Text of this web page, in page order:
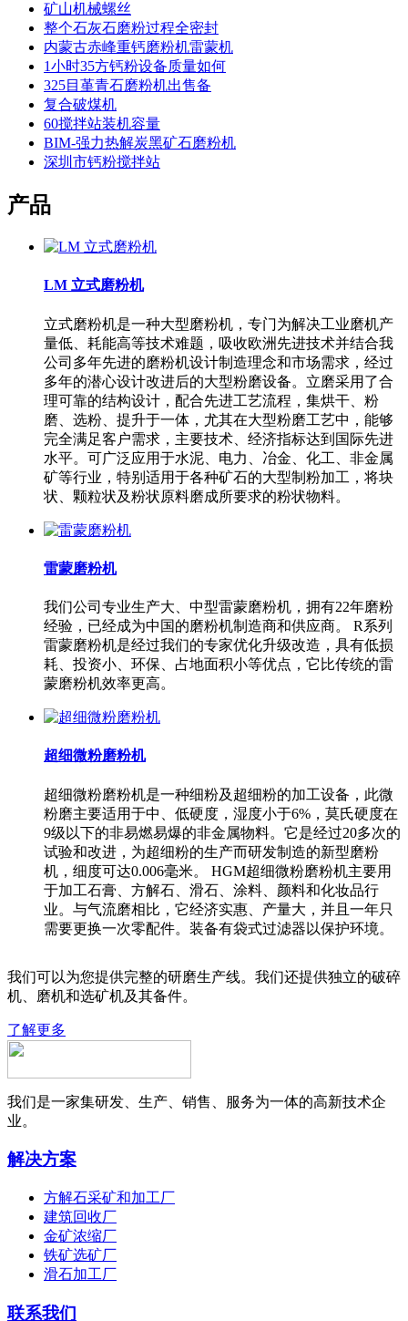
矿山机械螺丝
整个石灰石磨粉过程全密封
内蒙古赤峰重钙磨粉机雷蒙机
1小时35方钙粉设备质量如何
325目堇青石磨粉机出售备
复合破煤机
60搅拌站装机容量
BIM-强力热解炭黑矿石磨粉机
深圳市钙粉搅拌站
产品
LM 立式磨粉机
立式磨粉机是一种大型磨粉机，专门为解决工业磨机产
量低、耗能高等技术难题，吸收欧洲先进技术并结合我
公司多年先进的磨粉机设计制造理念和市场需求，经过
多年的潜心设计改进后的大型粉磨设备。立磨采用了合
理可靠的结构设计，配合先进工艺流程，集烘干、粉
磨、选粉、提升于一体，尤其在大型粉磨工艺中，能够
完全满足客户需求，主要技术、经济指标达到国际先进
水平。可广泛应用于水泥、电力、冶金、化工、非金属
矿等行业，特别适用于各种矿石的大型制粉加工，将块
状、颗粒状及粉状原料磨成所要求的粉状物料。
雷蒙磨粉机
我们公司专业生产大、中型雷蒙磨粉机，拥有22年磨粉
经验，已经成为中国的磨粉机制造商和供应商。 R系列
雷蒙磨粉机是经过我们的专家优化升级改造，具有低损
耗、投资小、环保、占地面积小等优点，它比传统的雷
蒙磨粉机效率更高。
超细微粉磨粉机
超细微粉磨粉机是一种细粉及超细粉的加工设备，此微
粉磨主要适用于中、低硬度，湿度小于6%，莫氏硬度在
9级以下的非易燃易爆的非金属物料。它是经过20多次的
试验和改进，为超细粉的生产而研发制造的新型磨粉
机，细度可达0.006毫米。 HGM超细微粉磨粉机主要用
于加工石膏、方解石、滑石、涂料、颜料和化妆品行
业。与气流磨相比，它经济实惠、产量大，并且一年只
需要更换一次零配件。装备有袋式过滤器以保护环境。
我们可以为您提供完整的研磨生产线。我们还提供独立的破碎
机、磨机和选矿机及其备件。
了解更多
我们是一家集研发、生产、销售、服务为一体的高新技术企
业。
解决方案
方解石采矿和加工厂
建筑回收厂
金矿浓缩厂
铁矿选矿厂
滑石加工厂
联系我们